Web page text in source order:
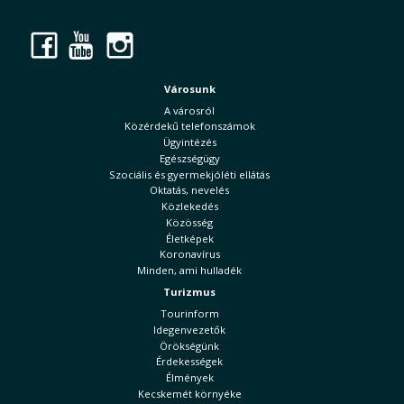
Facebook
YouTube
Városunk
A városról
Közérdekű telefonszámok
Ügyintézés
Egészségügy
Szociális és gyermekjóléti ellátás
Oktatás, nevelés
Közlekedés
Közösség
Életképek
Koronavírus
Minden, ami hulladék
Turizmus
Tourinform
Idegenvezetők
Örökségünk
Érdekességek
Élmények
Kecskemét környéke